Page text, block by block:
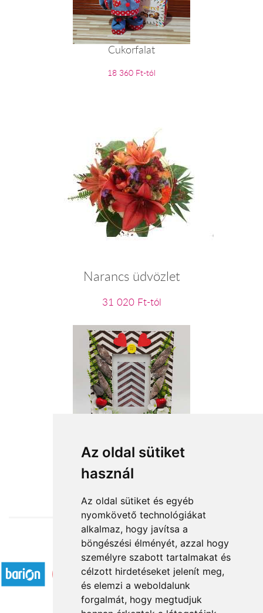
Az oldal sütiket
használ
Az oldal sütiket és egyéb
nyomkövető technológiákat
alkalmaz, hogy javítsa a
böngészési élményét, azzal hogy
személyre szabott tartalmakat és
célzott hirdetéseket jelenít meg,
és elemzi a weboldalunk
forgalmát, hogy megtudjuk
Cukorfalat
18 360 Ft-tól
Narancs üdvözlet
31 020 Ft-tól
Asztali képkeret 1
6 600 Ft-tól
Elfogadott fizetési módok